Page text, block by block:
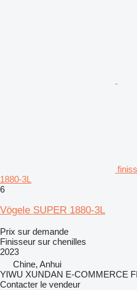
1880-3L
6
Vögele SUPER 1880-3L
Prix sur demande
Finisseur sur chenilles
2023
Chine, Anhui
YIWU XUNDAN E-COMMERCE
Contacter le vendeur